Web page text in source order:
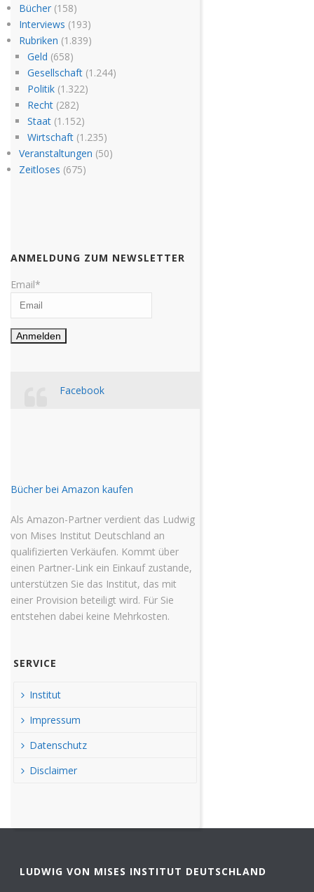
Bücher(158)
Interviews (193)
Rubriken (1.839)
Geld (658)
Gesellschaft(1.244)
Politik(1.322)
Recht(282)
Staat(1.152)
Wirtschaft(1.235)
Veranstaltungen (50)
Zeitloses (675)
ANMELDUNG ZUM NEWSLETTER
Email*
Facebook
Bücher bei Amazon kaufen
Als Amazon-Partner verdient das Ludwig
von Mises Institut Deutschland an
qualifizierten Verkäufen. Kommt über
einen Partner-Link ein Einkauf zustande,
unterstützen Sie das Institut, das mit
einer Provision beteiligt wird. Für Sie
entstehen dabei keine Mehrkosten.
SERVICE
Institut
Impressum
Datenschutz
Disclaimer
LUDWIG VON MISES INSTITUT DEUTSCHLAND